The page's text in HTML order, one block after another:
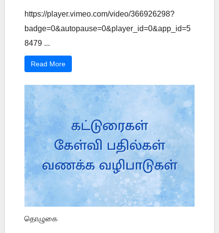
https://player.vimeo.com/video/366926298?
badge=0&autopause=0&player_id=0&app_id=5
8479 ...
Read More
தொழுகை